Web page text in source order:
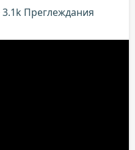
3.1k Преглеждания